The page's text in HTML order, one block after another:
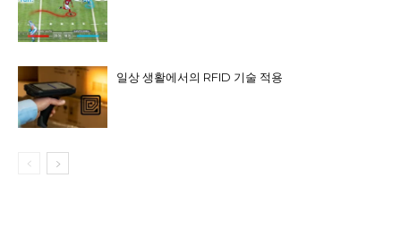
일상 생활에서의 RFID 기술 적용